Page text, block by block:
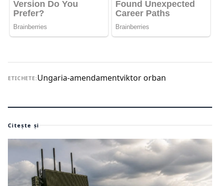
ETICHETE:Ungaria-amendamentviktor orban
Citește și